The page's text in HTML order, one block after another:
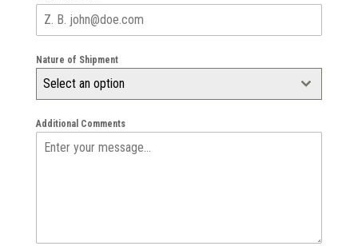
Nature of Shipment
Select an option
Additional Comments